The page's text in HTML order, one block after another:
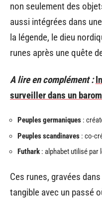
non seulement des
aussi intégrées dans
la légende, le dieu
runes après une quête
A lire en complément :
surveiller dans un
Peuples germaniques :
Peuples scandinaves : co-
Futhark : alphabet utilisé par
Ces runes, gravées
tangible avec un passé